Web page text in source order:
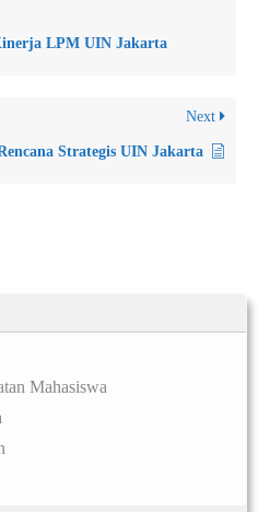
Mahasiswa
LPM UIN Jakarta
Next
Strategis UIN Jakarta